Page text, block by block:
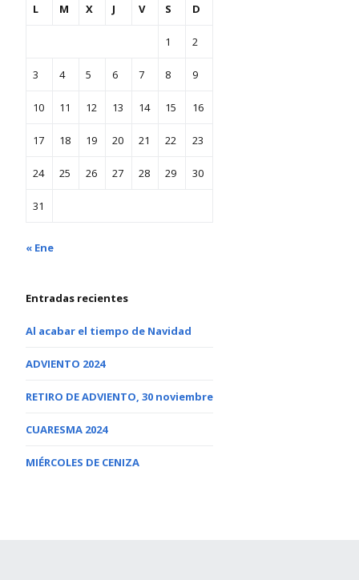
L M X J V S D
1 2
3 4 5 6 7 8 9
10 11 12 13 14 15 16
17 18 19 20 21 22 23
24 25 26 27 28 29 30
31
« Ene
Entradas recientes
Al acabar el tiempo de Navidad
ADVIENTO 2024
RETIRO DE ADVIENTO, 30 noviembre
CUARESMA 2024
MIÉRCOLES DE CENIZA